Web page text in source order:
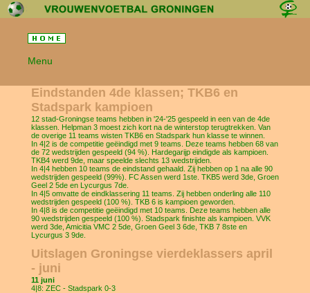
Menu
Eindstanden 4de klassen; TKB6 en
Stadspark kampioen
12 stad-Groningse teams hebben in '24-'25 gespeeld in een van de 4de
klassen. Helpman 3 moest zich kort na de winterstop terugtrekken. Van
de overige 11 teams wisten TKB6 en Stadspark hun klasse te winnen.
In 4|2 is de competitie geëindigd met 9 teams. Deze teams hebben 68 van
de 72 wedstrijden gespeeld (94 %). Hardegarijp eindigde als kampioen.
TKB4 werd 9de, maar speelde slechts 13 wedstrijden.
In 4|4 hebben 10 teams de eindstand gehaald. Zij hebben op 1 na alle 90
wedstrijden gespeeld (99%). FC Assen werd 1ste. TKB5 werd 3de, Groen
Geel 2 5de en Lycurgus 7de.
In 4|5 omvatte de eindklassering 11 teams. Zij hebben onderling alle 110
wedstrijden gespeeld (100 %). TKB 6 is kampioen geworden.
In 4|8 is de competitie geëindigd met 10 teams. Deze teams hebben alle
90 wedstrijden gespeeld (100 %). Stadspark finishte als kampioen. VVK
werd 3de, Amicitia VMC 2 5de, Groen Geel 3 6de, TKB 7 8ste en
Lycurgus 3 9de.
Uitslagen Groningse vierdeklassers april
- juni
11 juni
4|8: ZEC - Stadspark 0-3